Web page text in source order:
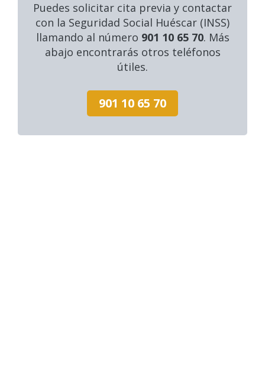
Puedes solicitar cita previa y contactar
con la Seguridad Social Huéscar (INSS)
llamando al número 901 10 65 70. Más
abajo encontrarás otros teléfonos
útiles.
901 10 65 70